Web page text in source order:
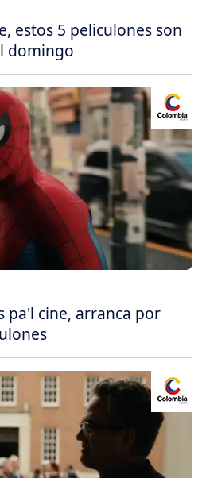
estos 5 peliculones son
domingo
pa'l cine, arranca por